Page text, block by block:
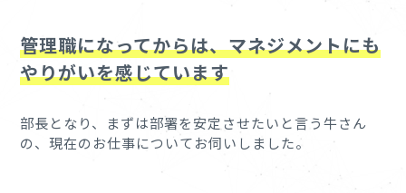
管理職になってからは、マネジメントにも
やりがいを感じています
部長となり、まずは部署を安定させたいと言う牛さん
の、現在のお仕事についてお伺いしました。